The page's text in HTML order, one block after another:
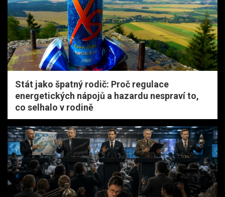
Stát jako špatný rodič: Proč regulace
energetických nápojů a hazardu nespraví to,
co selhalo v rodině